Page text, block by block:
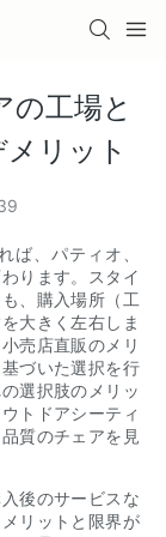
の工場と
リット
ば、パティオ、
ります。スタイ
、購入場所（工
大きく左右しま
売店直販のメリ
づいた選択を行
選択肢のメリッ
トドアシーティ
質のチェアを見
後のサービスな
リットと限界が